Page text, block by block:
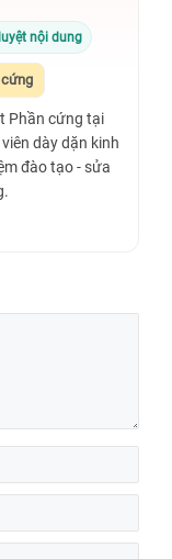
nội dung
Phần cứng tại
dày dặn kinh
đào tạo - sửa